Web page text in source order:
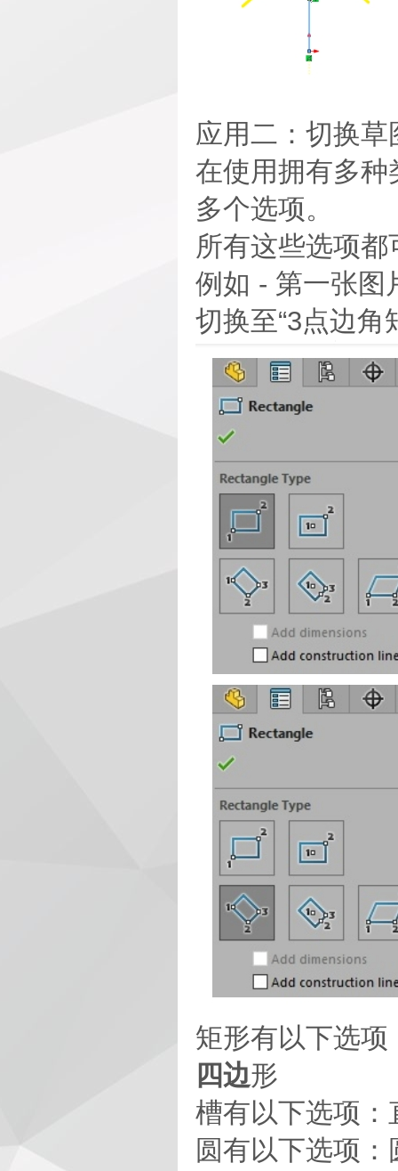
应用二：切换草
在使用拥有多种
多个选项。
所有这些选项都
例如 - 第一张图
切换至“3点边角
矩形有以下选
四边形
槽有以下选项
圆有以下选项：